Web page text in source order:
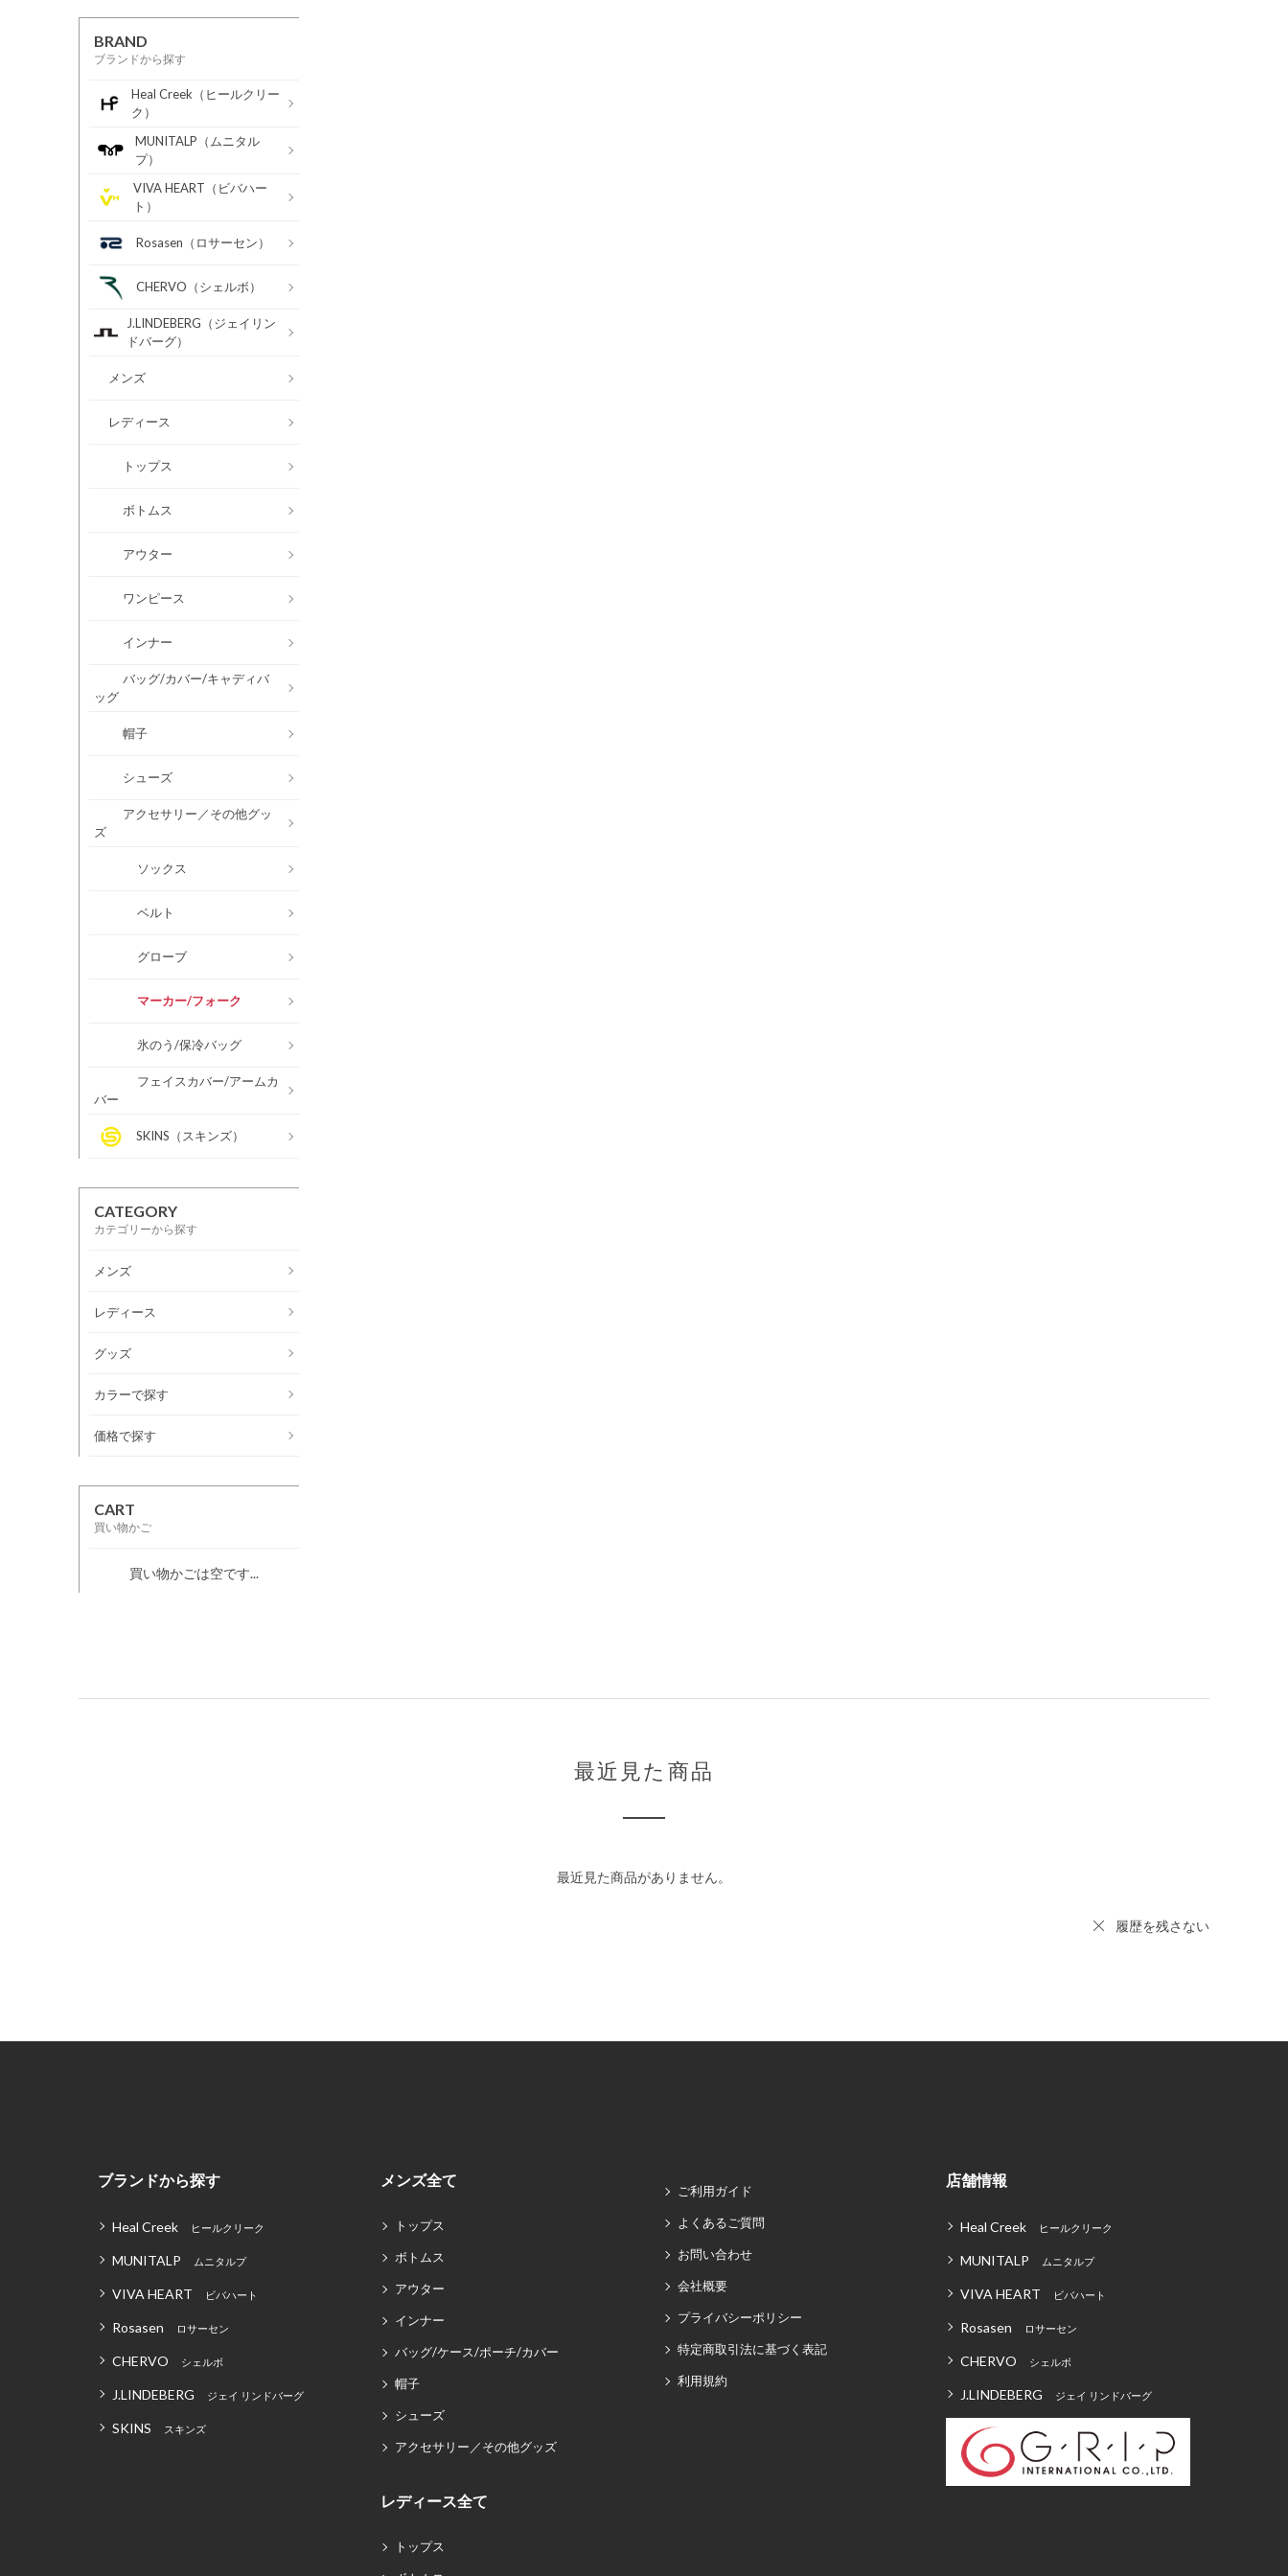
BRAND
ブランドから探す
Heal Creek（ヒールクリー
ク）
MUNITALP（ムニタル
プ）
VIVA HEART（ビバハー
ト）
Rosasen（ロサーセン）
CHERVO（シェルボ）
J.LINDEBERG（ジェイリン
ドバーグ）
メンズ
レディース
トップス
ボトムス
アウター
ワンピース
インナー
バッグ/カバー/キャディバ
ッグ
帽子
シューズ
アクセサリー／その他グッ
ズ
ソックス
ベルト
グローブ
マーカー/フォーク
氷のう/保冷バッグ
フェイスカバー/アームカ
バー
SKINS（スキンズ）
CATEGORY
カテゴリーから探す
メンズ
レディース
グッズ
カラーで探す
価格で探す
CART
買い物かご
買い物かごは空です...
最近見た商品
最近見た商品がありません。
履歴を残さない
ブランドから探す
Heal Creek ヒールクリーク
MUNITALP ムニタルプ
VIVA HEART ビバハート
Rosasen ロサーセン
CHERVO シェルボ
J.LINDEBERG ジェイ リンドバーグ
SKINS スキンズ
メンズ全て
トップス
ボトムス
アウター
インナー
バッグ/ケース/ポーチ/カバー
帽子
シューズ
アクセサリー／その他グッズ
レディース全て
トップス
ご利用ガイド
よくあるご質問
お問い合わせ
会社概要
プライバシーポリシー
特定商取引法に基づく表記
利用規約
店舗情報
Heal Creek ヒールクリーク
MUNITALP ムニタルプ
VIVA HEART ビバハート
Rosasen ロサーセン
CHERVO シェルボ
J.LINDEBERG ジェイ リンドバーグ